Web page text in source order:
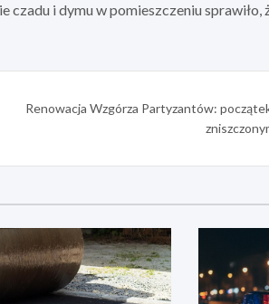
czadu i dymu w pomieszczeniu sprawiło,
Renowacja Wzgórza Partyzantów: